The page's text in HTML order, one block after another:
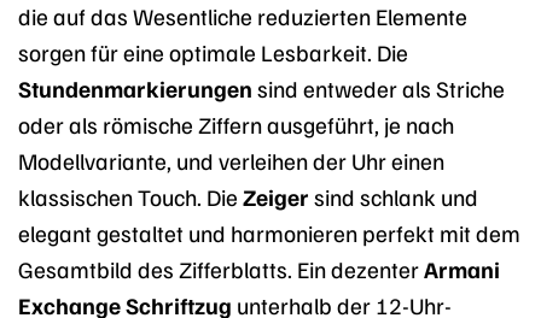
die auf das Wesentliche reduzierten Elemente
sorgen für eine optimale Lesbarkeit. Die
Stundenmarkierungen sind entweder als Striche
oder als römische Ziffern ausgeführt, je nach
Modellvariante, und verleihen der Uhr einen
klassischen Touch. Die Zeiger sind schlank und
elegant gestaltet und harmonieren perfekt mit dem
Gesamtbild des Zifferblatts. Ein dezenterArmani
Exchange Schriftzug unterhalb der 12-Uhr-